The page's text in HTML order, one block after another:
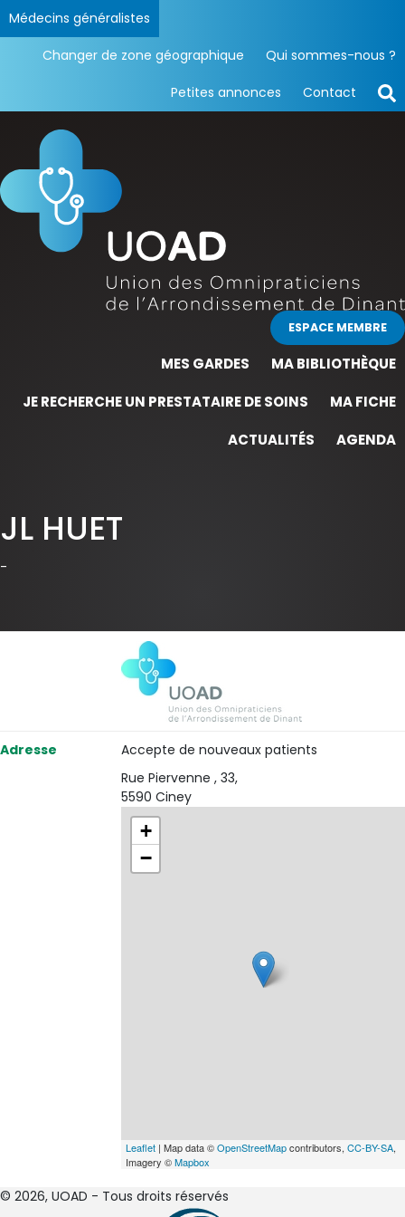
Médecins généralistes
Changer de zone géographique Qui sommes-nous ?
Petites annonces Contact
ESPACE MEMBRE
MES GARDES
MA BIBLIOTHÈQUE
JE RECHERCHE UN PRESTATAIRE DE SOINS
MA FICHE
ACTUALITÉS
AGENDA
JL HUET
-
Adresse
Accepte de nouveaux patients
Rue Piervenne , 33,
5590 Ciney
+
−
Leaflet | Map data ©OpenStreetMapcontributors,CC-BY-SA,
Imagery ©Mapbox
© 2026, UOAD - Tous droits réservés